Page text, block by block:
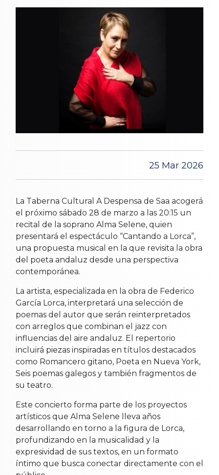
25 Mar 2026
La Taberna Cultural A Despensa de Saa acogerá
el próximo sábado 28 de marzo a las 20:15 un
recital de la soprano Alma Selene, quien
presentará el espectáculo “Cantando a Lorca”,
una propuesta musical en la que revisita la obra
del poeta andaluz desde una perspectiva
contemporánea.
La artista, especializada en la obra de Federico
García Lorca, interpretará una selección de
poemas del autor que serán reinterpretados
con arreglos que combinan el jazz con
influencias del aire andaluz. El repertorio
incluirá piezas inspiradas en títulos destacados
como Romancero gitano, Poeta en Nueva York,
Seis poemas galegos y también fragmentos de
su teatro.
Este concierto forma parte de los proyectos
artísticos que Alma Selene lleva años
desarrollando en torno a la figura de Lorca,
profundizando en la musicalidad y la
expresividad de sus textos, en un formato
íntimo que busca conectar directamente con el